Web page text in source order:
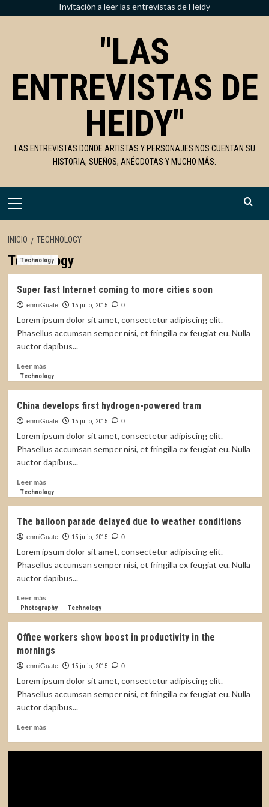
Invitación a leer las entrevistas de Heidy
"LAS
ENTREVISTAS DE
HEIDY"
LAS ENTREVISTAS DONDE ARTISTAS Y PERSONAJES NOS CUENTAN SU
HISTORIA, SUEÑOS, ANÉCDOTAS Y MUCHO MÁS.
Menú
INICIO TECHNOLOGY
Technology
Technology
Super fast Internet coming to more cities soon
enmiGuate 15 julio, 2015 0
Lorem ipsum dolor sit amet, consectetur adipiscing elit.
Phasellus accumsan semper nisi, et fringilla ex feugiat eu. Nulla
auctor dapibus...
Leer másLeer
más
fast
Internet
coming
cities
Technology
China develops first hydrogen-powered tram
enmiGuate 15 julio, 2015 0
Lorem ipsum dolor sit amet, consectetur adipiscing elit.
Phasellus accumsan semper nisi, et fringilla ex feugiat eu. Nulla
auctor dapibus...
Leer másLeer
más
develops
first
hydrogen-
Technology
The balloon parade delayed due to weather conditions
enmiGuate 15 julio, 2015 0
Lorem ipsum dolor sit amet, consectetur adipiscing elit.
Phasellus accumsan semper nisi, et fringilla ex feugiat eu. Nulla
auctor dapibus...
Leer másLeer
más
balloon
parade
delayed
weather
conditions
Photography Technology
Office workers show boost in productivity in the
mornings
enmiGuate 15 julio, 2015 0
Lorem ipsum dolor sit amet, consectetur adipiscing elit.
Phasellus accumsan semper nisi, et fringilla ex feugiat eu. Nulla
auctor dapibus...
Leer másLeer